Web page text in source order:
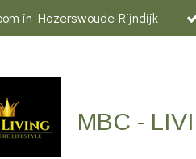
in Hazerswoude-Rijndijk
MBC -